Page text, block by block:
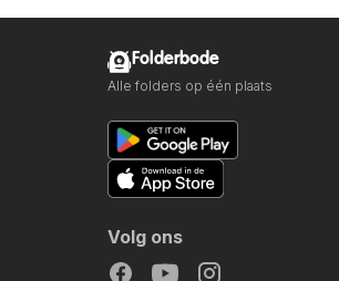
Folderbode
Alle folders op één plaats
Volg ons